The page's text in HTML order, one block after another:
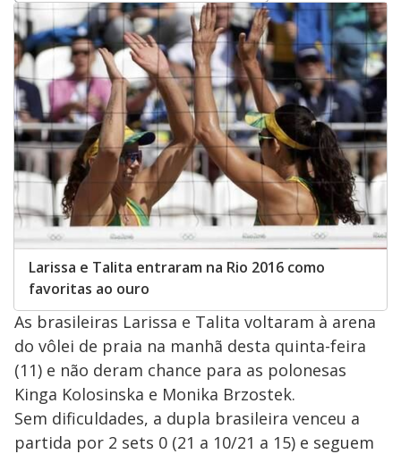
Opens in new window
Larissa e Talita entraram na Rio 2016 como
favoritas ao ouro
As brasileiras Larissa e Talita voltaram à arena
do vôlei de praia na manhã desta quinta-feira
(11) e não deram chance para as polonesas
Kinga Kolosinska e Monika Brzostek.
Sem dificuldades, a dupla brasileira venceu a
partida por 2 sets 0 (21 a 10/21 a 15) e seguem